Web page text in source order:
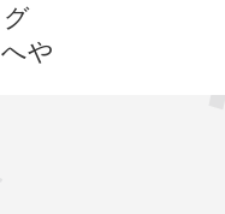
や